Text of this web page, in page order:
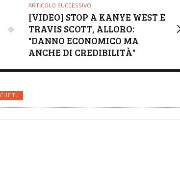
ARTICOLO SUCCESSIVO
[VIDEO] STOP A KANYE WEST E
TRAVIS SCOTT, ALLORO:
"DANNO ECONOMICO MA
ANCHE DI CREDIBILITÀ"
TU